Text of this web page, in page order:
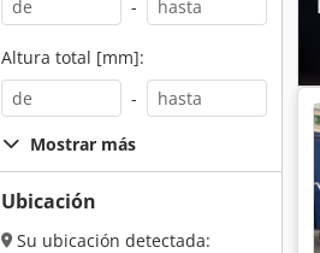
-
Altura total [mm]:
-
Mostrar más
Ubicación
Su ubicación detectada: